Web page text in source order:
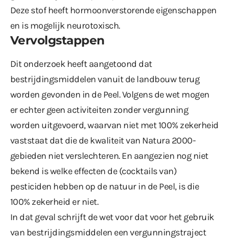
Deze stof heeft hormoonverstorende eigenschappen
en is mogelijk neurotoxisch.
Vervolgstappen
Dit onderzoek heeft aangetoond dat
bestrijdingsmiddelen vanuit de landbouw terug
worden gevonden in de Peel. Volgens de wet mogen
er echter geen activiteiten zonder vergunning
worden uitgevoerd, waarvan niet met 100% zekerheid
vaststaat dat die de kwaliteit van Natura 2000-
gebieden niet verslechteren. En aangezien nog niet
bekend is welke effecten de (cocktails van)
pesticiden hebben op de natuur in de Peel, is die
100% zekerheid er niet.
In dat geval schrijft de wet voor dat voor het gebruik
van bestrijdingsmiddelen een vergunningstraject